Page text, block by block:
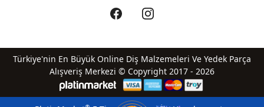
Türkiye'nin En Büyük Online Diş Malzemeleri Ve Yedek Parça
Alışveriş Merkezi © Copyright 2017 - 2026